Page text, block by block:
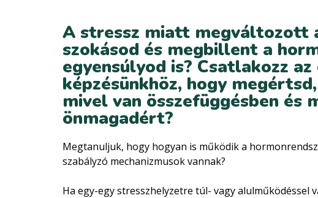
A stressz miatt megváltozott
szokásod és megbillent a
egyensúlyod is? Csatlakozz
képzésünkhöz, hogy
mivel van összefüggésben és
önmagadért?
Megtanuljuk, hogy hogyan is működik a
szabályzó mechanizmusok vannak?
Ha egy-egy stresszhelyzetre túl- vagy alulműködéssel